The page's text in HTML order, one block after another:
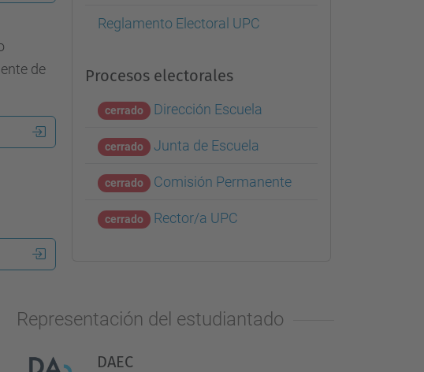
de
Reglamento Electoral UPC
Procesos electorales
cerrado Dirección Escuela
cerrado Junta de Escuela
cerrado Comisión Permanente
cerrado Rector/a UPC
Representación del estudiantado
DAEC